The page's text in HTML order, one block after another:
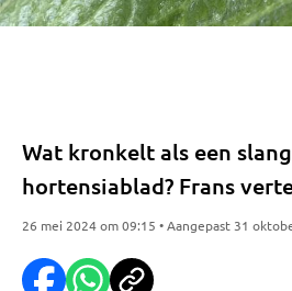
Wat kronkelt als een
hortensiablad? Frans
26 mei 2024 om 09:15 • Aangepast 31